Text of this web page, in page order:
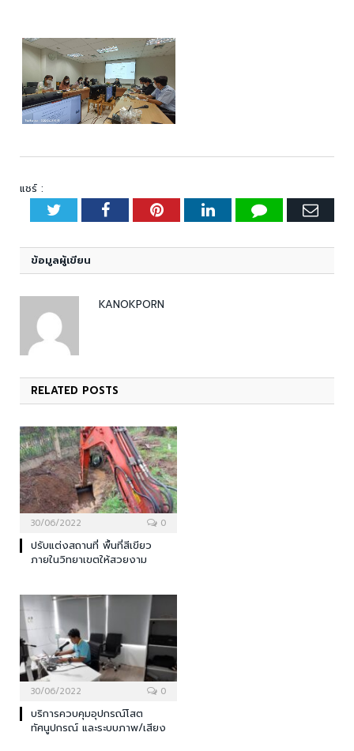
แชร์ :
TwitterFacebookPinterestLinkedInTumblr
ข้อมูลผู้เขียน
KANOKPORN
RELATED POSTS
30/06/2022 0
ปรับแต่งสถานที่ พื้นที่สีเขียว
ภายในวิทยาเขตให้สวยงาม
30/06/2022 0
บริการควบคุมอุปกรณ์โสต
ทัศนูปกรณ์ และระบบภาพ/เสียง